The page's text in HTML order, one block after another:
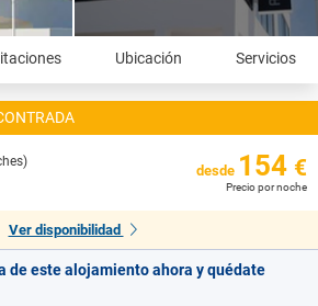
Ubicación Servicios
desde 154 €
Precio por noche
Ver disponibilidad
de este alojamiento ahora y quédate